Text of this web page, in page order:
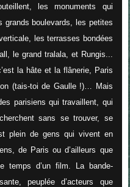
les monuments qui
grands boulevards, les petites
les terrasses bondées
le grand tralala, et Rungis...
la hâte et la flânerie, Paris
(tais-toi de Gaulle !)… Mais
parisiens qui travaillent, qui
sans se trouver, se
plein de gens qui vivent en
de Paris ou d’ailleurs que
temps d’un film. La bande-
peuplée d’acteurs que